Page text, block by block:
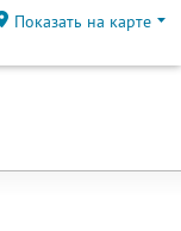
Показать на карте